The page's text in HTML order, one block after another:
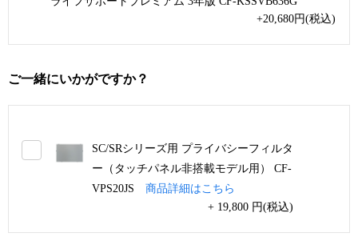
+20,680円(税込)
ご一緒にいかがですか？
SC/SRシリーズ用 プライバシーフィルタ
ー（タッチパネル非搭載モデル用） CF-
VPS20JS 商品詳細はこちら
+ 19,800 円(税込)